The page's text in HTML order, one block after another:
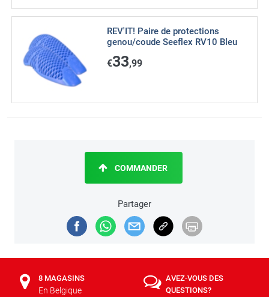
REV'IT! Paire de protections
genou/coude Seeflex RV10 Bleu
€33,99
Partager
COMMANDER
8 MAGASINS
En Belgique
AVEZ-VOUS DES
QUESTIONS?